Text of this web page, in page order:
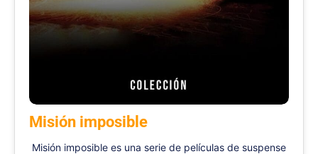
Misión imposible
Misión imposible es una serie de películas de suspense